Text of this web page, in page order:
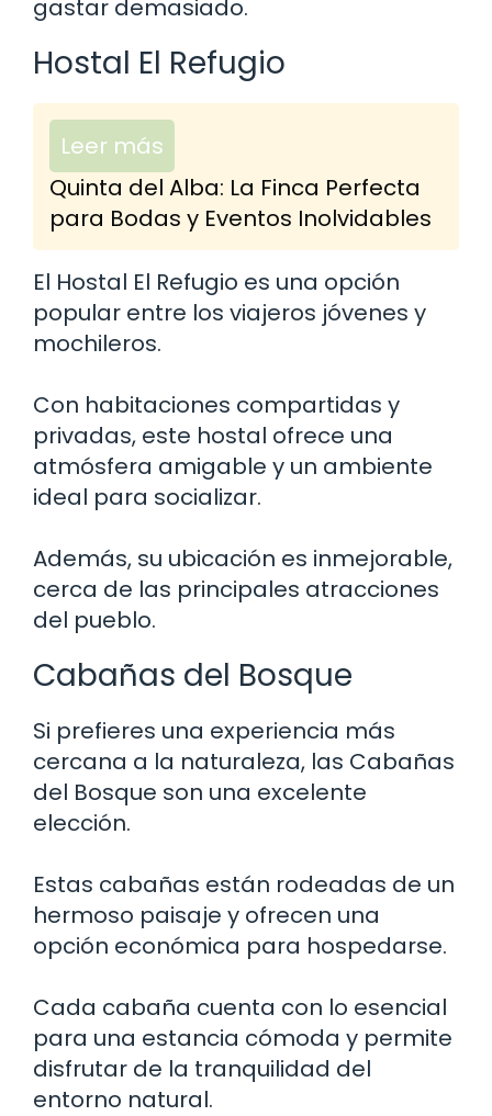
gastar demasiado.
Hostal El Refugio
Leer más
Quinta del Alba: La Finca Perfecta
para Bodas y Eventos Inolvidables
El Hostal El Refugio es una opción
popular entre los viajeros jóvenes y
mochileros.
Con habitaciones compartidas y
privadas, este hostal ofrece una
atmósfera amigable y un ambiente
ideal para socializar.
Además, su ubicación es inmejorable,
cerca de las principales atracciones
del pueblo.
Cabañas del Bosque
Si prefieres una experiencia más
cercana a la naturaleza, las Cabañas
del Bosque son una excelente
elección.
Estas cabañas están rodeadas de un
hermoso paisaje y ofrecen una
opción económica para hospedarse.
Cada cabaña cuenta con lo esencial
para una estancia cómoda y permite
disfrutar de la tranquilidad del
entorno natural.